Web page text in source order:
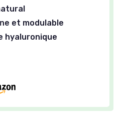
et modulable
hyaluronique